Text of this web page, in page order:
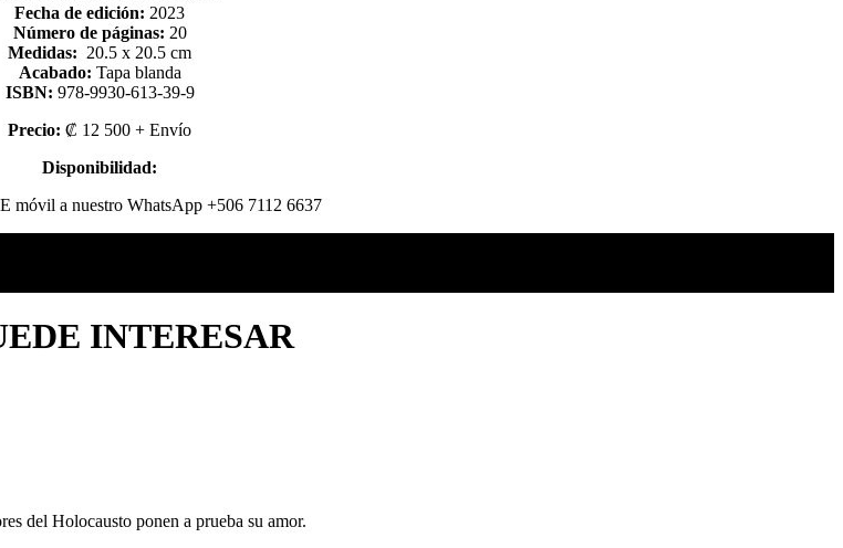
Fecha de edición: 2023
Número de páginas: 20
Medidas: 20.5 x 20.5 cm
Acabado: Tapa blanda
ISBN: 978-9930-613-39-9
Precio: ₡ 12 500 + Envío
Disponibilidad:
móvil a nuestro WhatsApp +506 7112 6637
INTERESAR
del Holocausto ponen a prueba su amor.